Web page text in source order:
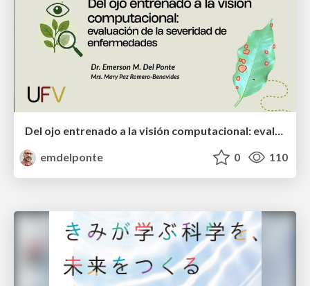
Del ojo entrenado a la visión computacional: evaluación de la severidad de enfermedades
emdelponte
0 110